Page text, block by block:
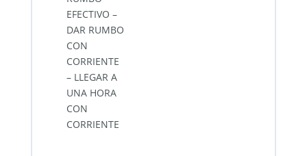
EFECTIVO –
DAR RUMBO
CON
CORRIENTE
– LLEGAR A
UNA HORA
CON
CORRIENTE